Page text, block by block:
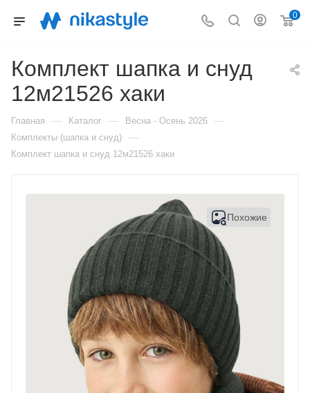
0
Комплект шапка и снуд
12м21526 хаки
Главная — Каталог — Весна - Осень 2026 —
Комплекты (шапка и снуд) —
Комплект шапка и снуд 12м21526 хаки
Похожие